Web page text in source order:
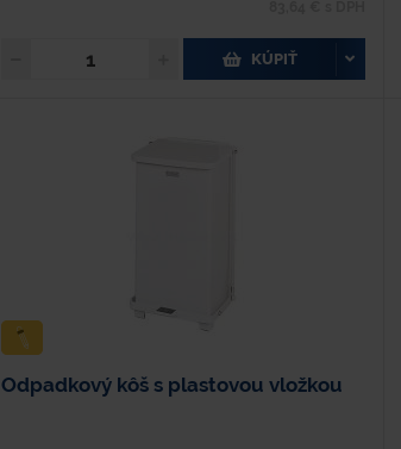
KÚPIŤ
Odpadkový kôš s plastovou vložkou